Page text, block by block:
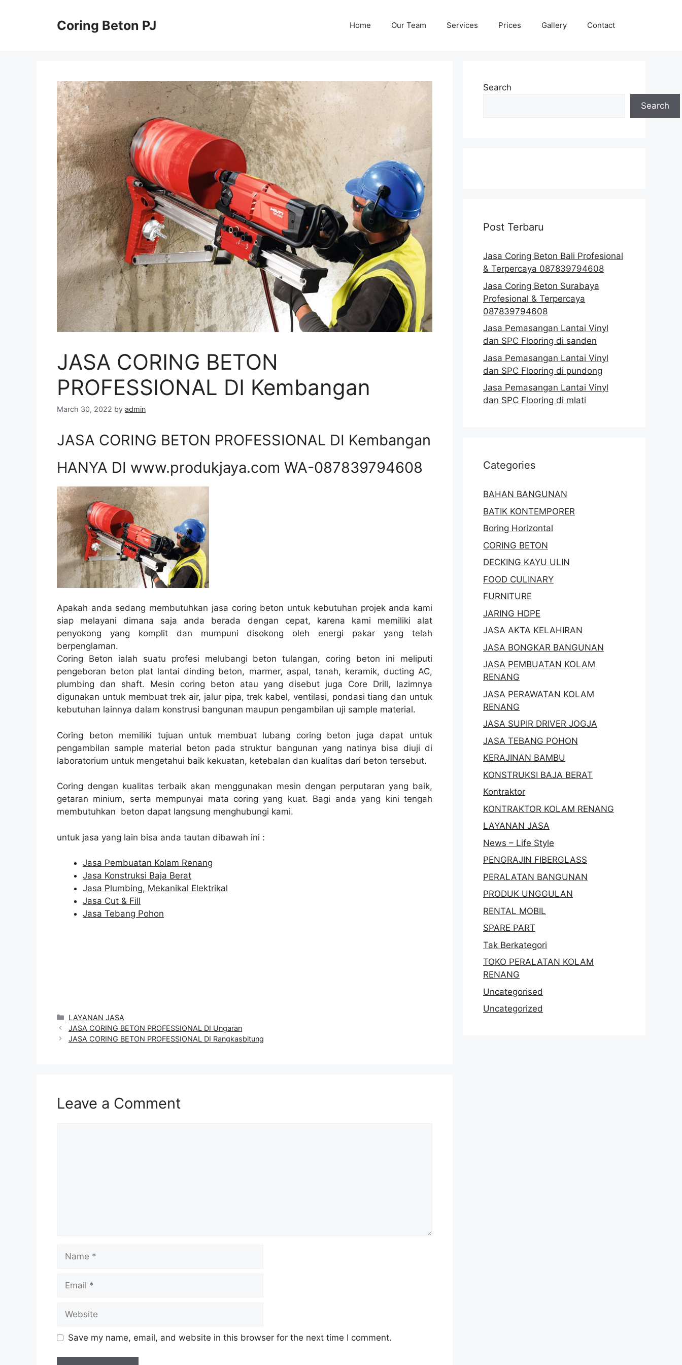
Coring Beton PJ Home Our Team Services Prices Gallery Contact
JASA CORING BETON
PROFESSIONAL DI Kembangan
March 30, 2022 by admin
JASA CORING BETON PROFESSIONAL DI Kembangan
HANYA DI www.produkjaya.com WA-087839794608
Apakah anda sedang membutuhkan jasa coring beton untuk kebutuhan projek anda kami
siap melayani dimana saja anda berada dengan cepat, karena kami memiliki alat
penyokong yang komplit dan mumpuni disokong oleh energi pakar yang telah
berpenglaman.
Coring Beton ialah suatu profesi melubangi beton tulangan, coring beton ini meliputi
pengeboran beton plat lantai dinding beton, marmer, aspal, tanah, keramik, ducting AC,
plumbing dan shaft. Mesin coring beton atau yang disebut juga Core Drill, lazimnya
digunakan untuk membuat trek air, jalur pipa, trek kabel, ventilasi, pondasi tiang dan untuk
kebutuhan lainnya dalam konstrusi bangunan maupun pengambilan uji sample material.
Coring beton memiliki tujuan untuk membuat lubang coring beton juga dapat untuk
pengambilan sample material beton pada struktur bangunan yang natinya bisa diuji di
laboratorium untuk mengetahui baik kekuatan, ketebalan dan kualitas dari beton tersebut.
Coring dengan kualitas terbaik akan menggunakan mesin dengan perputaran yang baik,
getaran minium, serta mempunyai mata coring yang kuat. Bagi anda yang kini tengah
membutuhkan beton dapat langsung menghubungi kami.
untuk jasa yang lain bisa anda tautan dibawah ini :
Jasa Pembuatan Kolam Renang
Jasa Konstruksi Baja Berat
Jasa Plumbing, Mekanikal Elektrikal
Jasa Cut & Fill
Jasa Tebang Pohon
Categories
LAYANAN JASA
JASA CORING BETON PROFESSIONAL DI Ungaran
JASA CORING BETON PROFESSIONAL DI Rangkasbitung
Leave a Comment
Save my name, email, and website in this browser for the next time I comment.
Search
Search
Post Terbaru
Jasa Coring Beton Bali Profesional
& Terpercaya 087839794608
Jasa Coring Beton Surabaya
Profesional & Terpercaya
087839794608
Jasa Pemasangan Lantai Vinyl
dan SPC Flooring di sanden
Jasa Pemasangan Lantai Vinyl
dan SPC Flooring di pundong
Jasa Pemasangan Lantai Vinyl
dan SPC Flooring di mlati
Categories
BAHAN BANGUNAN
BATIK KONTEMPORER
Boring Horizontal
CORING BETON
DECKING KAYU ULIN
FOOD CULINARY
FURNITURE
JARING HDPE
JASA AKTA KELAHIRAN
JASA BONGKAR BANGUNAN
JASA PEMBUATAN KOLAM
RENANG
JASA PERAWATAN KOLAM
RENANG
JASA SUPIR DRIVER JOGJA
JASA TEBANG POHON
KERAJINAN BAMBU
KONSTRUKSI BAJA BERAT
Kontraktor
KONTRAKTOR KOLAM RENANG
LAYANAN JASA
News – Life Style
PENGRAJIN FIBERGLASS
PERALATAN BANGUNAN
PRODUK UNGGULAN
RENTAL MOBIL
SPARE PART
Tak Berkategori
TOKO PERALATAN KOLAM
RENANG
Uncategorised
Uncategorized